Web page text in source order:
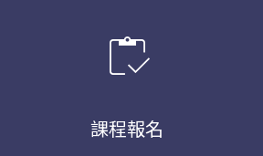
inventory
課程報名